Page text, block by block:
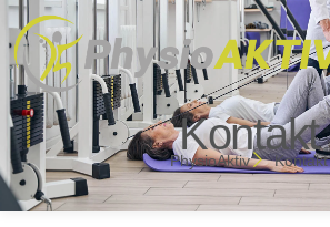
Kontakt
PhysioAktiv Kontakt